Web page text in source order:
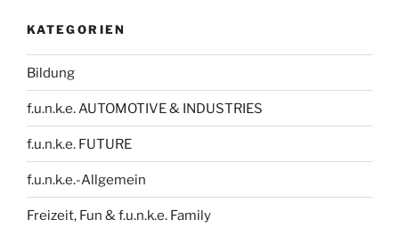
KATEGORIEN
Bildung
f.u.n.k.e. AUTOMOTIVE & INDUSTRIES
f.u.n.k.e. FUTURE
f.u.n.k.e.-Allgemein
Freizeit, Fun & f.u.n.k.e. Family